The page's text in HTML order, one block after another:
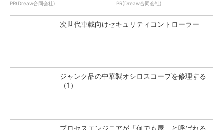
PR(Dreaw合同会社) PR(Dreaw合同会社)
次世代車載向けセキュリティコントローラー
ジャンク品の中華製オシロスコープを修理する
（1）
プロセスエンジニアが「何でも屋」と呼ばれる